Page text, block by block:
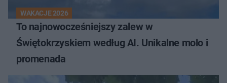
WAKACJE 2026
To najnowocześniejszy zalew w
Świętokrzyskiem według AI. Unikalne molo i
promenada